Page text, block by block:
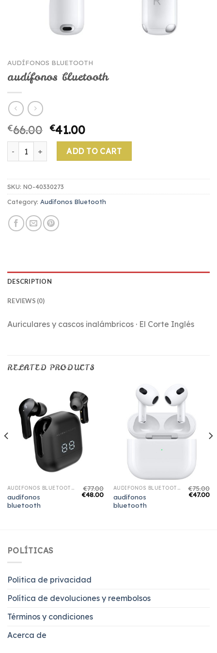
AUDÍFONOS BLUETOOTH
audífonos bluetooth
€66.00 €41.00
audífonos bluetooth quantity
ADD TO CART
SKU: NO-40330273
Category: Audífonos Bluetooth
DESCRIPTION
REVIEWS (0)
Auriculares y cascos inalámbricos · El Corte Inglés
RELATED PRODUCTS
AUDÍFONOS BLUETOOTH
audífonos
bluetooth
€77.00
€48.00
AUDÍFONOS BLUETOOTH
audífonos
bluetooth
€75.00
€47.00
POLÍTICAS
Politica de privacidad
Política de devoluciones y reembolsos
Términos y condiciones
Acerca de